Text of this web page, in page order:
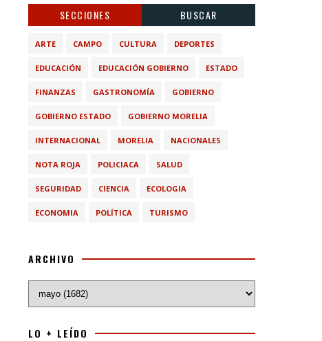
SECCIONES BUSCAR
ARTE CAMPO CULTURA DEPORTES
EDUCACIÓN EDUCACIÓN GOBIERNO ESTADO
FINANZAS GASTRONOMÍA GOBIERNO
GOBIERNO ESTADO GOBIERNO MORELIA
INTERNACIONAL MORELIA NACIONALES
NOTA ROJA POLICIACA SALUD
SEGURIDAD CIENCIA ECOLOGIA
ECONOMIA POLÍTICA TURISMO
ARCHIVO
LO + LEÍDO